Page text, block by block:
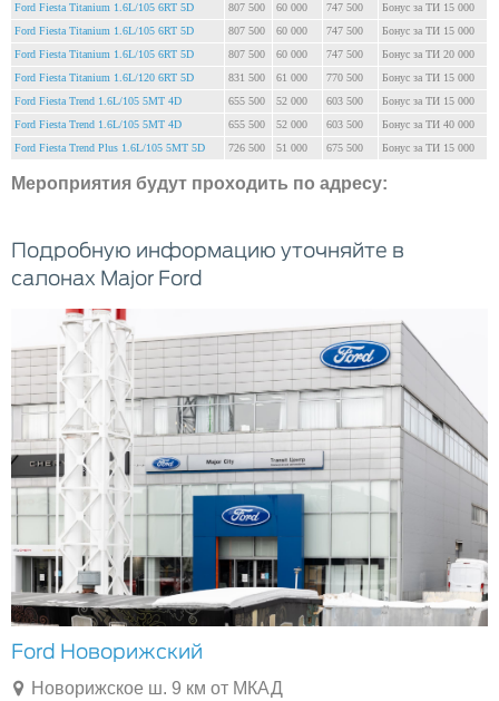
Ford Fiesta Titanium 1.6L/105 6RT 5D 807 500 60 000 747 500
Бонус за ТИ 15 000
Ford Fiesta Titanium 1.6L/105 6RT 5D
807 500 60 000 747 500
Бонус за ТИ 15 000
Ford Fiesta Titanium 1.6L/105 6RT 5D
807 500 60 000 747 500
Бонус за ТИ 20 000
Ford Fiesta Titanium 1.6L/120 6RT 5D
831 500 61 000 770 500
Бонус за ТИ 15 000
Ford Fiesta Trend 1.6L/105 5MT 4D
655 500 52 000 603 500
Бонус за ТИ 15 000
Ford Fiesta Trend 1.6L/105 5MT 4D
655 500 52 000 603 500
Бонус за ТИ 40 000
Ford Fiesta Trend Plus 1.6L/105 5MT 5D
726 500 51 000 675 500 Бонус за ТИ 15 000
Мероприятия будут проходить по адресу:
Подробную информацию уточняйте в
салонах Major Ford
Ford Новорижский
Новорижское ш. 9 км от МКАД